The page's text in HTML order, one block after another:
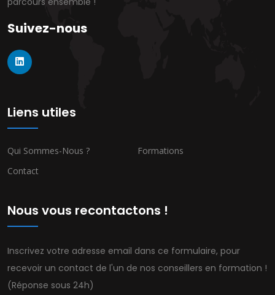
Suivez-nous
Liens utiles
Qui Sommes-Nous ?
Formations
Contact
Nous vous recontactons !
Inscrivez votre adresse email dans ce formulaire, pour
recevoir un contact de l'un de nos conseillers en formation !
(Réponse sous 24h)